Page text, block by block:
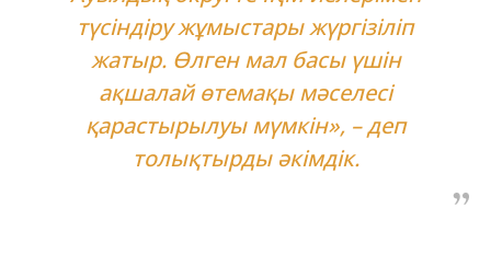
түсіндіру жұмыстары жүргізіліп
жатыр. Өлген мал басы үшін
ақшалай өтемақы мәселесі
қарастырылуы мүмкін», – деп
толықтырды әкімдік.